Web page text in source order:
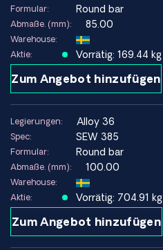
Formular: Round bar
Abmaße. (mm): 85.00
Warehouse:
Aktie:
Vorrätig: 169.44 kg
Zum Angebot hinzufügen
Legierungen: alloy 36
Spec: SEW 385
Formular: Round bar
Abmaße. (mm): 100.00
Warehouse:
Aktie:
Vorrätig: 704.91 kg
Zum Angebot hinzufügen